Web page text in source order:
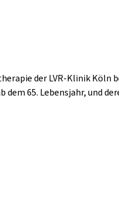
der LVR-Klinik Köln
dem 65. Lebensjahr, und